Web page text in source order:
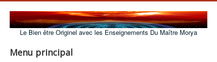
Le Bien être Originel avec les Enseignements Du Maître Morya
Menu principal